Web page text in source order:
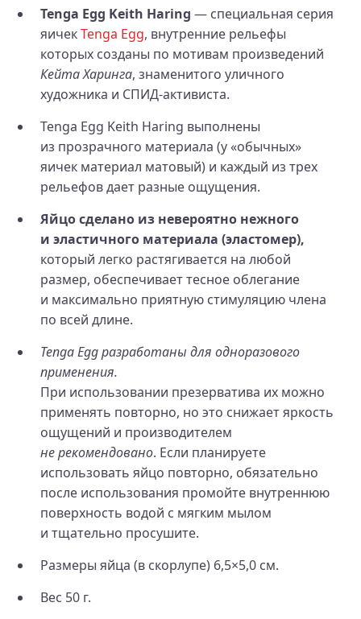
Tenga Egg Keith Haring — специальная серия
яичекTenga Egg, внутренние рельефы
которых созданы по мотивам произведений
Кейта Харинга, знаменитого уличного
художника и СПИД‑активиста.
Tenga Egg Keith Haring выполнены
из прозрачного материала (у «обычных»
яичек материал матовый) и каждый из трех
рельефов дает разные ощущения.
Яйцо сделано из невероятно нежного
и эластичного материала (эластомер),
который легко растягивается на любой
размер, обеспечивает тесное облегание
и максимально приятную стимуляцию члена
по всей длине.
Tenga Egg разработаны для одноразового
применения.
При использовании презерватива их можно
применять повторно, но это снижает яркость
ощущений и производителем
не рекомендовано. Если планируете
использовать яйцо повторно, обязательно
после использования промойте внутреннюю
поверхность водой с мягким мылом
и тщательно просушите.
Размеры яйца (в скорлупе) 6,5×5,0 см.
Вес 50 г.